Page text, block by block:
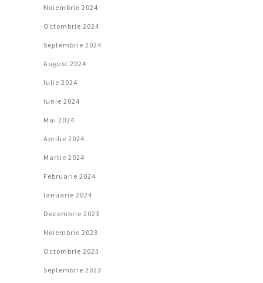
Noiembrie 2024
Octombrie 2024
Septembrie 2024
August 2024
Iulie 2024
Iunie 2024
Mai 2024
Aprilie 2024
Martie 2024
Februarie 2024
Ianuarie 2024
Decembrie 2023
Noiembrie 2023
Octombrie 2023
Septembrie 2023